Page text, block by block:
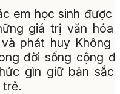
em học sinh được
giá trị văn hóa
phát huy Không
đời sống cộng
gìn giữ bản sắc
trẻ.